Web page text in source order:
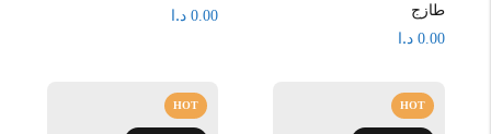
طازج
0.00 د.ا
0.00 د.ا
HOT
HOT